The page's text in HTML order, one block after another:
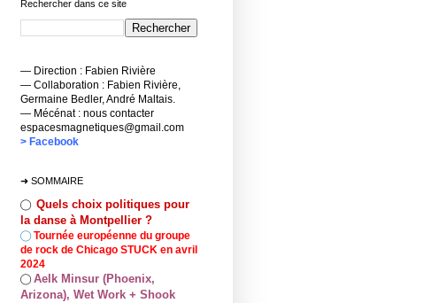
Rechercher dans ce site
— Direction : Fabien Rivière
— Collaboration : Fabien Rivière,
Germaine Bedler, André Maltais.
— Mécénat : nous contacter
espacesmagnetiques@gmail.com
> Facebook
➜ SOMMAIRE
◯ Quels choix politiques pour
la danse à Montpellier ?
◯ Tournée européenne du groupe
de rock de Chicago STUCK en avril
2024
◯ Aelk Minsur (Phoenix,
Arizona), Wet Work + Shook